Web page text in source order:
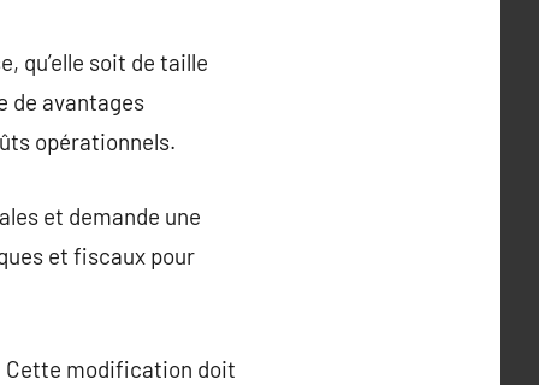
qu’elle soit de taille
de avantages
opérationnels.
et demande une
et fiscaux pour
Cette modification doit